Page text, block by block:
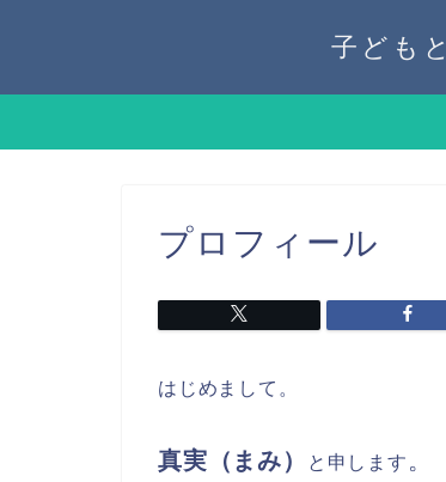
子ども
プロフィール
はじめまして。
真実（まみ） と申します 。